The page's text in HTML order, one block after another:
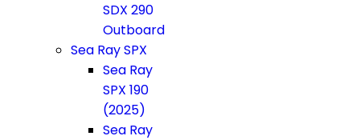
SDX 290
Outboard
Sea Ray SPX
Sea Ray
SPX 190
(2025)
Sea Ray